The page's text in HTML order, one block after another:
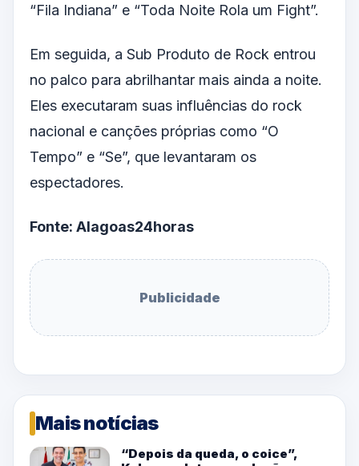
“Fila Indiana” e “Toda Noite Rola um Fight”.
Em seguida, a Sub Produto de Rock entrou
no palco para abrilhantar mais ainda a noite.
Eles executaram suas influências do rock
nacional e canções próprias como “O
Tempo” e “Se”, que levantaram os
espectadores.
Fonte: Alagoas24horas
Publicidade
Mais notícias
“Depois da queda, o coice”,